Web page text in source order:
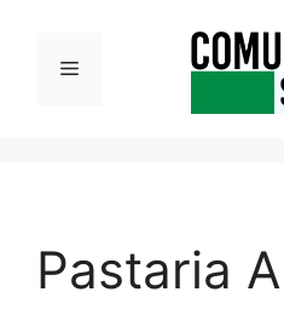
contenutoMenu
Pastaria